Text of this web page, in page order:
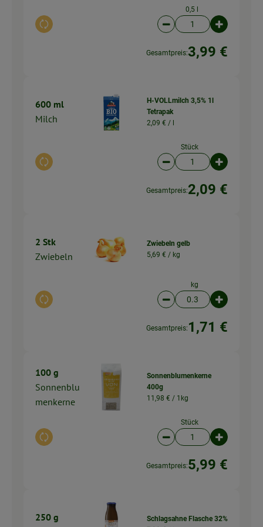
Auswahl ändern
0,5 l
Artikelanzahl
Gesamtpreis:3,99 €
600 ml
Milch
Auswahl ändern
H-VOLLmilch 3,5% 1l
Tetrapak
2,09 € / l
Stück
Artikelanzahl
Gesamtpreis:2,09 €
2 Stk
Zwiebeln
Auswahl ändern
Zwiebeln gelb
5,69 € / kg
kg
Artikelanzahl
Gesamtpreis: 1,71 €
100 g
Sonnenblu
menkerne
Auswahl ändern
Sonnenblumenkerne
400g
11,98 € / 1kg
Stück
Artikelanzahl
Gesamtpreis:5,99 €
250 g
Schlagsahne Flasche 32%